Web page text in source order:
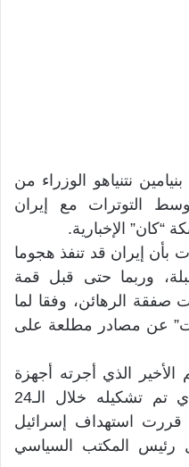
نتنياهو الوزراء من
التوترات مع إيران
“كان” الإخبارية.
بأن إيران قد تنفذ هجوما
وربما حتى قبل قمة
صفقة الرهائن، وفقا لما
عن مصادر مطلعة على
الذي أجرته أجهزة
الاستخبارات الإسرائيلية، والذي تم تشكيله خلال الـ24
قررت استهداف إسرائيل
رئيس المكتب السياسي